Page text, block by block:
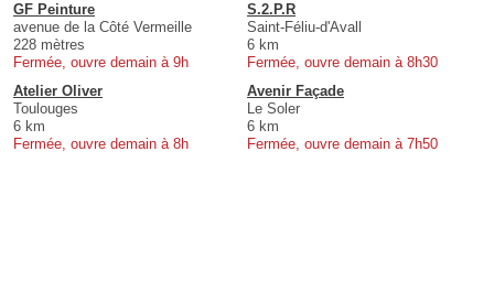
GF Peinture
avenue de la Côté Vermeille
228 mètres
Fermée, ouvre demain à 9h
S.2.P.R
Saint-Féliu-d'Avall
6 km
Fermée, ouvre demain à 8h30
Atelier Oliver
Toulouges
6 km
Fermée, ouvre demain à 8h
Avenir Façade
Le Soler
6 km
Fermée, ouvre demain à 7h50